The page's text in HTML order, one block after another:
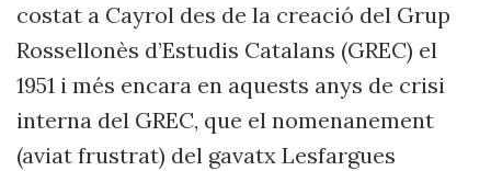
costat a Cayrol des de la creació del Grup
Rossellonès d’Estudis Catalans (GREC) el
1951 i més encara en aquests anys de crisi
interna del GREC, que el nomenanement
(aviat frustrat) del gavatx Lesfargues